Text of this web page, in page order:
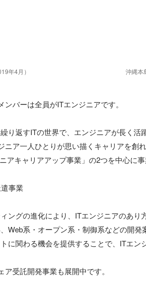
年4月） 沖縄本
バーは全員がITエンジニアです。
り返すITの世界で、エンジニアが長く活
ニア一人ひとりが思い描くキャリアを創
アキャリアアップ事業」の2つを中心に事
事業
ングの進化により、ITエンジニアのあ
Web系・オープン系・制御系などの開
に関わる機会を提供することで、ITエン
受託開発事業も展開中です。